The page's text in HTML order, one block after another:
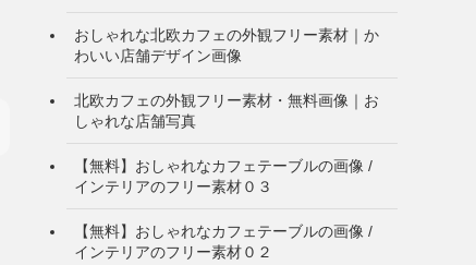
おしゃれな北欧カフェの外観フリー素材｜か
わいい店舗デザイン画像
北欧カフェの外観フリー素材・無料画像｜お
しゃれな店舗写真
【無料】おしゃれなカフェテーブルの画像 /
インテリアのフリー素材０３
【無料】おしゃれなカフェテーブルの画像 /
インテリアのフリー素材０２